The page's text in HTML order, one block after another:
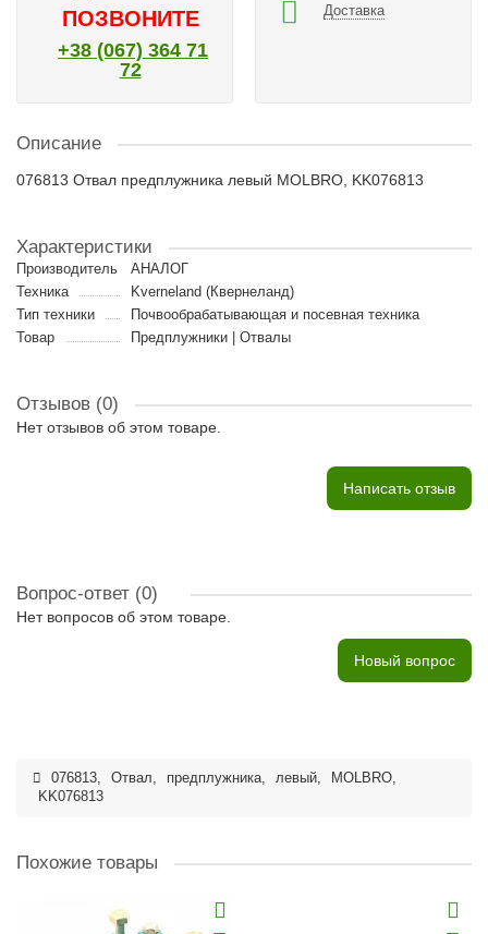
ПОЗВОНИТЕ
+38 (067) 364 71
72
Доставка
Описание
076813 Отвал предплужника левый MOLBRO, KK076813
Характеристики
Производитель
АНАЛОГ
Техника
Kverneland (Квернеланд)
Тип техники
Почвообрабатывающая и посевная техника
Товар
Предплужники | Отвалы
Отзывов (0)
Нет отзывов об этом товаре.
Написать отзыв
Вопрос-ответ (0)
Нет вопросов об этом товаре.
Новый вопрос
076813, Отвал, предплужника, левый, MOLBRO,
KK076813
Похожие товары